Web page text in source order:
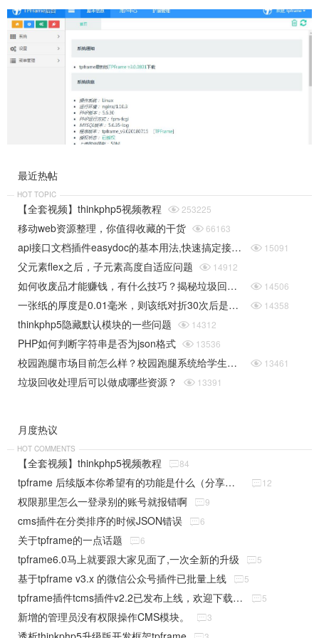
最近热帖
HOT TOPIC
【全套视频】thinkphp5视频教程  253225
移动web资源整理，你值得收藏的干货  66163
api接口文档插件easydoc的基本用法,快速搞定接口文档  15091
父元素flex之后，子元素高度自适应问题  14912
如何收废品才能赚钱，有什么技巧？揭秘垃圾回收行业的一些规则  14506
一张纸的厚度是0.01毫米，则该纸对折30次后是多厚（据说超过珠穆朗玛峰的高度）php实现  14358
thinkphp5隐藏默认模块的一些问题  14312
PHP如何判断字符串是否为json格式  13536
校园跑腿市场目前怎么样？校园跑腿系统给学生带来了哪些便捷？  13461
垃圾回收处理后可以做成哪些资源？  13391
月度热议
HOT COMMENTS
【全套视频】thinkphp5视频教程 84
tpframe 后续版本你希望有的功能是什么（分享贴） 12
权限那里怎么一登录别的账号就报错啊 9
cms插件在分类排序的时候JSON错误 6
关于tpframe的一点话题 6
tpframe6.0马上就要跟大家见面了,一次全新的升级 5
基于tpframe v3.x 的微信公众号插件已批量上线 5
tpframe插件tcms插件v2.2已发布上线，欢迎下载使用 5
新增的管理员没有权限操作CMS模块。 3